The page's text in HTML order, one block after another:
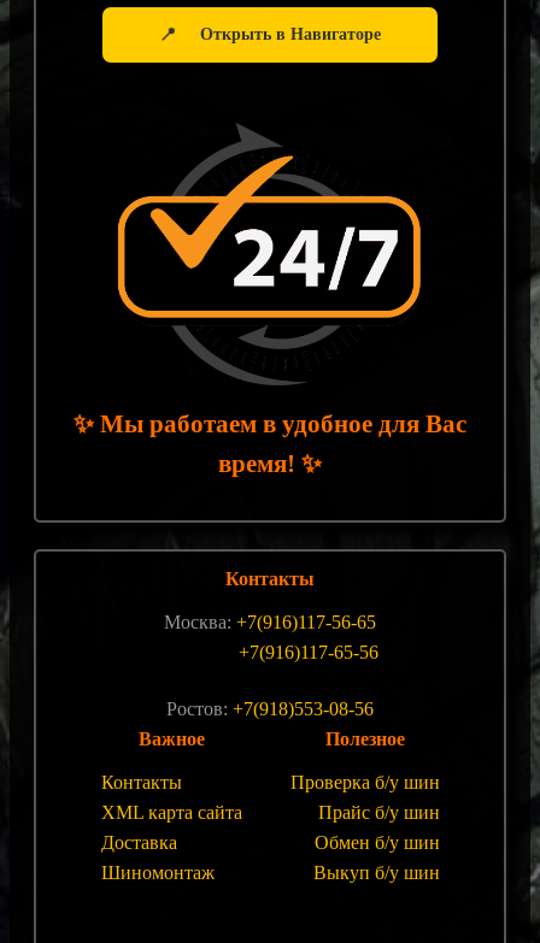
📍 Открыть в Навигаторе
✨Мы работаем в удобное для Вас
время! ✨
Контакты
Москва: +7(916)117-56-65
+7(916)117-65-56
Ростов: +7(918)553-08-56
Важное
Контакты
XML карта сайта
Доставка
Шиномонтаж
Полезное
Проверка б/у шин
Прайс б/у шин
Обмен б/у шин
Выкуп б/у шин